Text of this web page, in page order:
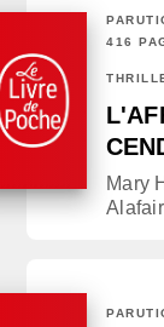
416
Mary